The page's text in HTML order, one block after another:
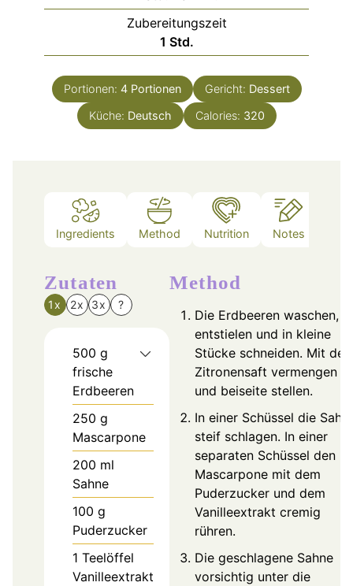
Zubereitungszeit
1 Stunde
Std.
Portionen: 4 Portionen Gericht: Dessert
Küche: Deutsch Calories: 320
Ingredients Method Nutrition Notes
Zutaten
1x 2x 3x ?
500 g
frische
Erdbeeren
250 g
Mascarpone
200 ml
Sahne
100 g
Puderzucker
1 Teelöffel
Vanilleextrakt
Method
Die Erdbeeren waschen,
entstielen und in kleine
Stücke schneiden. Mit
Zitronensaft vermengen
und beiseite stellen.
In einer Schüssel die
steif schlagen. In einer
separaten Schüssel den
Mascarpone mit dem
Puderzucker und dem
Vanilleextrakt cremig
rühren.
Die geschlagene Sahne
vorsichtig unter die